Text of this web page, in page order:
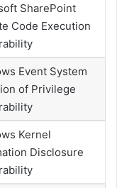
SharePoint
Code Execution
Event System
of Privilege
Kernel
Disclosure